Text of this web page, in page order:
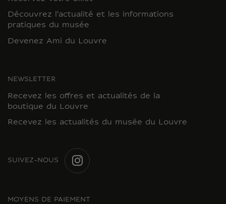
Découvrez l'actualité et les informations
pratiques du musée
Devenez Ami du Louvre
NEWSLETTER
Recevez les offres et actualités de la
boutique du Louvre
Recevez les actualités du musée du Louvre
SUIVEZ-NOUS
MOYENS DE PAIEMENT